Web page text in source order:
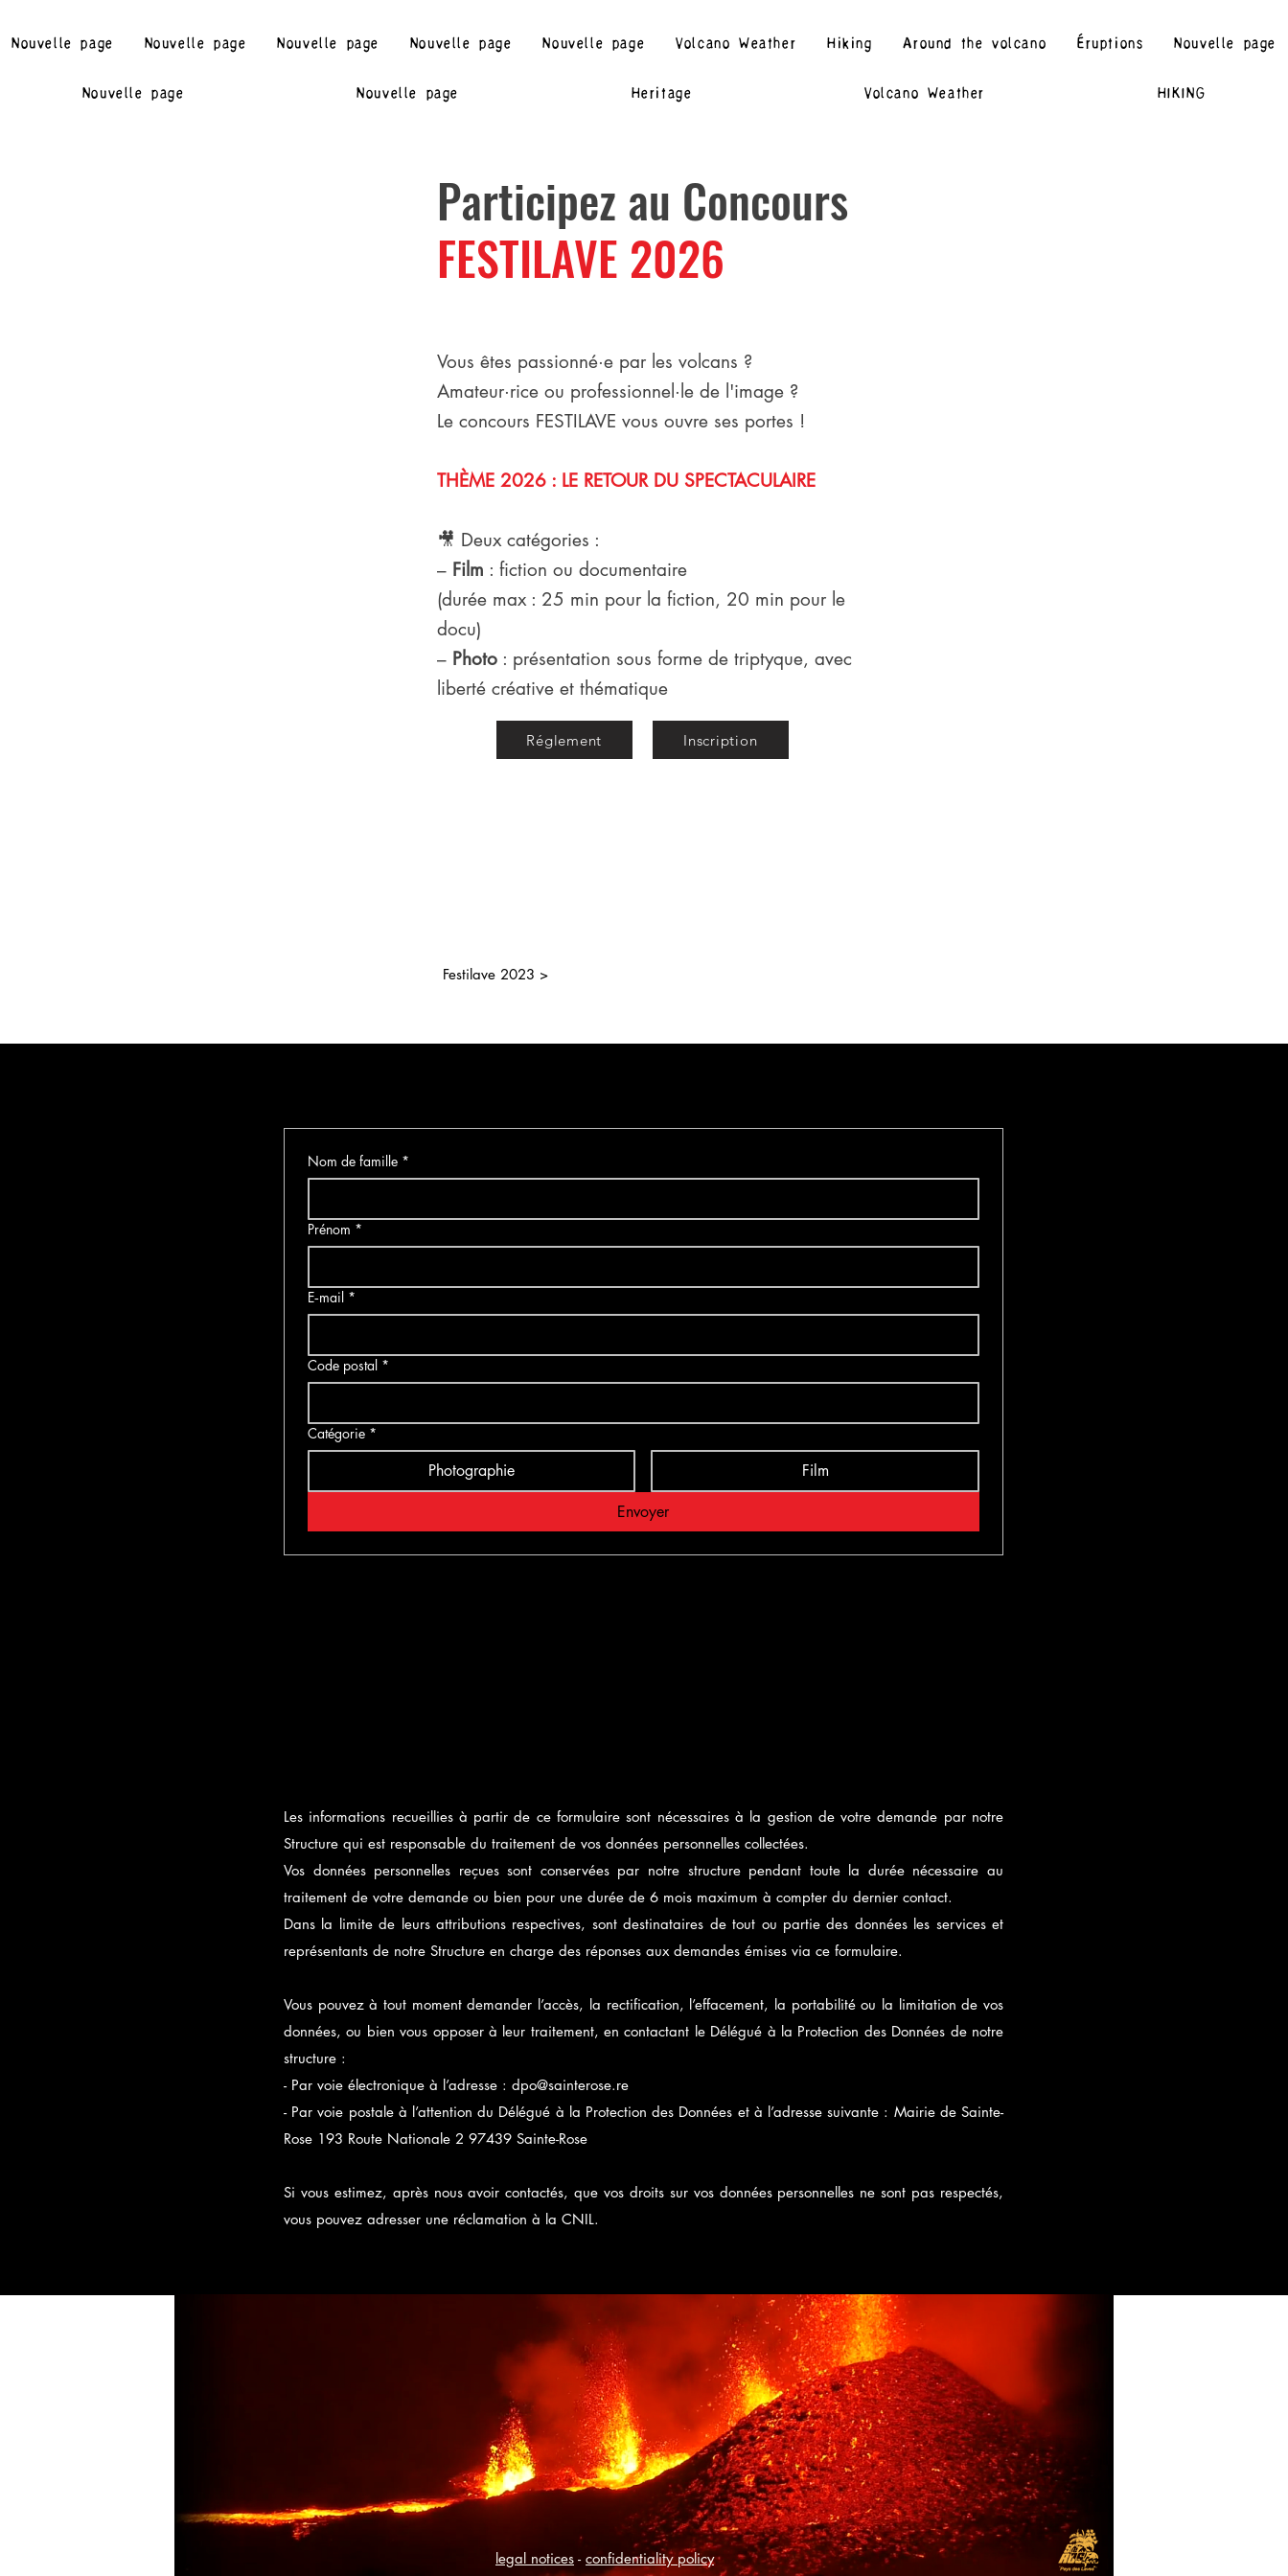
Nouvelle page Nouvelle page Nouvelle page Nouvelle page Nouvelle page Volcano Weather Hiking Around the volcano Éruptions Nouvelle page
Nouvelle page Nouvelle page Heritage Volcano Weather HIKING
Participez au Concours
FESTILAVE 2026
Vous êtes passionné·e par les volcans ?
Amateur·rice ou professionnel·le de l'image ?
Le concours FESTILAVE vous ouvre ses portes !
THÈME 2026 : LE RETOUR DU SPECTACULAIRE
🎥 Deux catégories :
– Film : fiction ou documentaire
(durée max : 25 min pour la fiction, 20 min pour le
docu)
– Photo: présentation sous forme de triptyque, avec
liberté créative et thématique
Réglement Inscription
Festilave 2023 >
Nom de famille *
Prénom *
E‑mail *
Code postal *
Catégorie *
Photographie Film
Envoyer
Les informations recueillies à partir de ce formulaire sont nécessaires à la gestion de votre demande par notre
Structure qui est responsable du traitement de vos données personnelles collectées.
Vos données personnelles reçues sont conservées par notre structure pendant toute la durée nécessaire au
traitement de votre demande ou bien pour une durée de 6 mois maximum à compter du dernier contact.
Dans la limite de leurs attributions respectives, sont destinataires de tout ou partie des données les services et
représentants de notre Structure en charge des réponses aux demandes émises via ce formulaire.
Vous pouvez à tout moment demander l’accès, la rectification, l’effacement, la portabilité ou la limitation de vos
données, ou bien vous opposer à leur traitement, en contactant le Délégué à la Protection des Données de notre
structure :
- Par voie électronique à l’adresse : dpo@sainterose.re
- Par voie postale à l’attention du Délégué à la Protection des Données et à l’adresse suivante : Mairie de Sainte-
Rose 193 Route Nationale 2 97439 Sainte-Rose
Si vous estimez, après nous avoir contactés, que vos droits sur vos données personnelles ne sont pas respectés,
vous pouvez adresser une réclamation à la CNIL.
legal notices - confidentiality policy